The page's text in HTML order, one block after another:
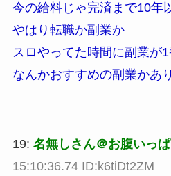
今の給料じゃ完済まで10年
やはり転職か副業か
スロやってた時間に副業が
なんかおすすめの副業かあ
19: 名無しさん＠お腹いっぱ
15:10:36.74 ID:k6tiDt2ZM